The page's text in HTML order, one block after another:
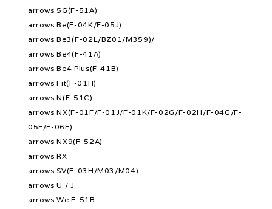
arrows 5G(F-51A)
arrows Be(F-04K/F-05J)
arrows Be3(F-02L/BZ01/M359)/
arrows Be4(F-41A)
arrows Be4 Plus(F-41B)
arrows Fit(F-01H)
arrows N(F-51C)
arrows NX(F-01F/F-01J/F-01K/F-02G/F-02H/F-04G/F-
05F/F-06E)
arrows NX9(F-52A)
arrows RX
arrows SV(F-03H/M03/M04)
arrows U / J
arrows We F-51B